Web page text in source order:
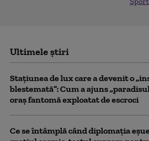
Ultimele știri
Stațiunea de lux care a devenit o
blestemată”: Cum a ajuns
oraș fantomă exploatat de escroci
Ce se întâmplă când diplomația